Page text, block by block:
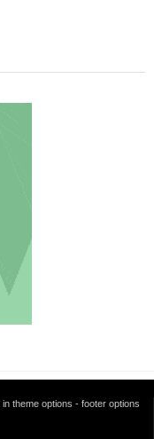
theme options - footer options